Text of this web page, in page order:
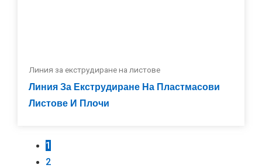
Приложения На Линията За
Екструзия На Плочи
предназначени за производство на
висококачествени пластмасови листове с еднаква